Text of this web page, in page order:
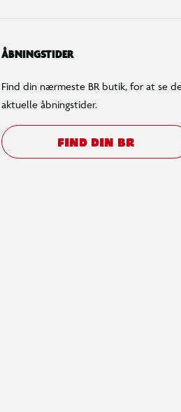
ÅBNINGSTIDER
Find din nærmeste BR butik, for at se
aktuelle åbningstider.
FIND DIN BR